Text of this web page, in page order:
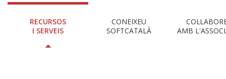
RECURSOS
I SERVEIS
CONEIXEU
SOFTCATALÀ
AMB